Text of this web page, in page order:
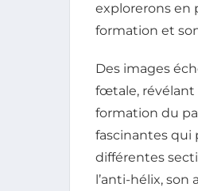
explorerons en
formation et
Des images
fœtale, révélant
formation du
fascinantes qui
différentes
l’anti-hélix,